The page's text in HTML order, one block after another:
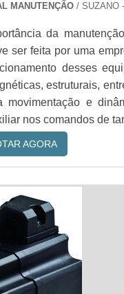
MANUTENÇÃO / SUZANO
da
ser feita por uma
desses
estruturais,
movimentação e
nos comandos de
AGORA